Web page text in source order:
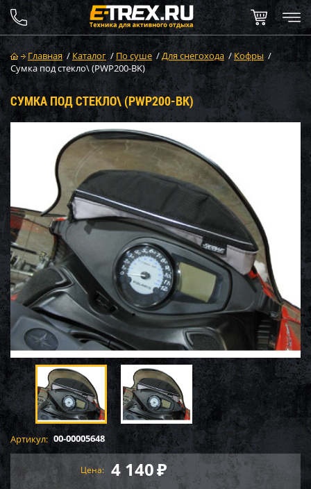
Главная / Каталог / По суше /Для снегохода /Кофры /
Сумка под стекло\ (PWP200-BK)
СУМКА ПОД СТЕКЛО\ (PWP200-BK)
Артикул: 00-00005648
Цена: 4 140₽